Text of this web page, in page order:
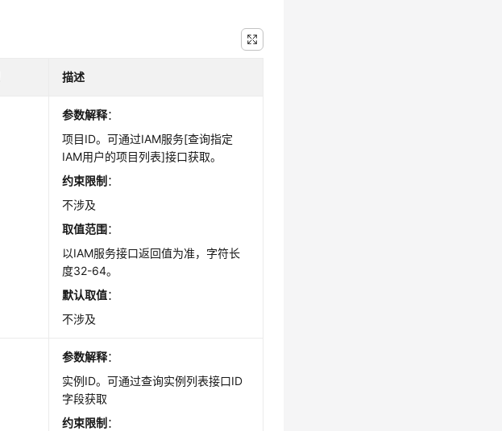
描述
参数解释：
项目ID。可通过IAM服务[查询指定
IAM用户的项目列表]接口获取。
约束限制 ：
不涉及
取值范围：
以IAM服务接口返回值为准，字符长
度32-64。
默认取值：
不涉及
参数解释：
实例ID。可通过查询实例列表接口ID
字段获取
约束限制 ：